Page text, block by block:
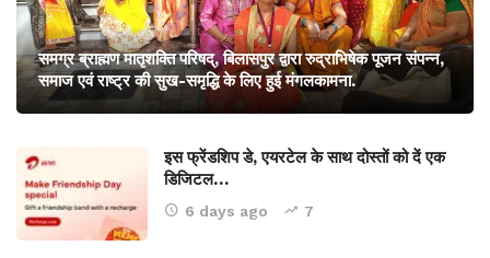
समग्र ब्राह्मण मातृशक्ति परिषद्, बिलासपुर द्वारा रुद्राभिषेक पूजन संपन्न,
समाज एवं राष्ट्र की सुख-समृद्धि के लिए हुई मंगलकामना.
इस फ्रेंडशिप डे, एयरटेल के साथ दोस्तों को दें एक
डिजिटल…
6 days ago 7